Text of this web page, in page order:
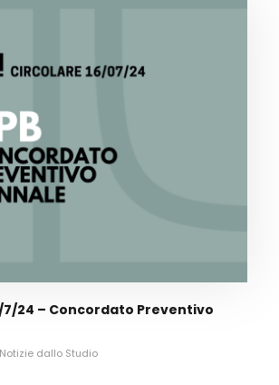
7/24 – Concordato Preventivo
Notizie dallo Studio